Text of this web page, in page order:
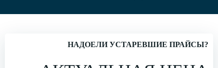
НАДОЕЛИ УСТАРЕВШИЕ ПРАЙСЫ?